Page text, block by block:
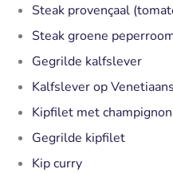
Steak provençaal
Steak groene
Gegrilde kalfslever
Kalfslever op
Kipfilet met
Gegrilde kipfilet
Kip curry